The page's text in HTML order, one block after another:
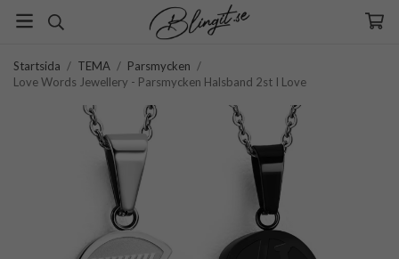
Startsida / TEMA / Parsmycken /
Love Words Jewellery - Parsmycken Halsband 2st I Love